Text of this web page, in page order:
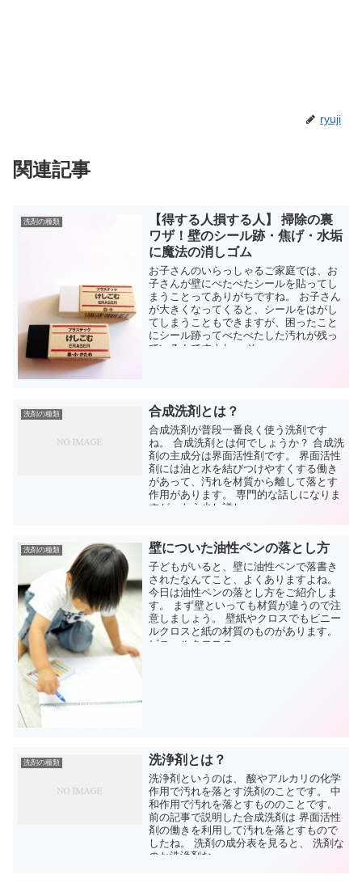
ryuji
関連記事
洗剤の種類
【得する人損する人】 掃除の裏
ワザ！壁のシール跡・焦げ・水垢
に魔法の消しゴム
お子さんのいらっしゃるご家庭では、お
子さんが壁にぺたぺたシールを貼ってし
まうことってありがちですね。 お子さん
が大きくなってくると、シールをはがし
てしまうこともできますが、困ったこと
にシール跡ってべたべたした汚れが残っ
ているんですよね。 そ...
洗剤の種類 合成洗剤とは？
合成洗剤が普段一番良く使う洗剤です
ね。 合成洗剤とは何でしょうか？ 合成洗
剤の主成分は界面活性剤です。 界面活性
剤には油と水を結びつけやすくする働き
があって、汚れを材質から離して落とす
作用があります。 専門的な話しになりま
すが、もう少し詳し...
洗剤の種類 壁についた油性ペンの落とし方
子どもがいると、壁に油性ペンで落書き
されたなんてこと、よくありますよね。
今日は油性ペンの落とし方をご紹介しま
す。 まず壁といっても材質が違うので注
意しましょう。 壁紙やクロスでもビニー
ルクロスと紙の材質のものがあります。
ビニールクロスの...
洗剤の種類 洗浄剤とは？
洗浄剤というのは、 酸やアルカリの化学
作用で汚れを落とす洗剤のことです。 中
和作用で汚れを落とすもののことです。
前の記事で説明した合成洗剤は 界面活性
剤の働きを利用して汚れを落とすもので
したね。 洗剤の成分表を見ると、 洗剤な
のか洗浄剤な...